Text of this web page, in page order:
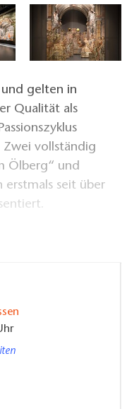
gelten in
Qualität als
Zwei vollständig
Ölberg“ und
erstmals seit über